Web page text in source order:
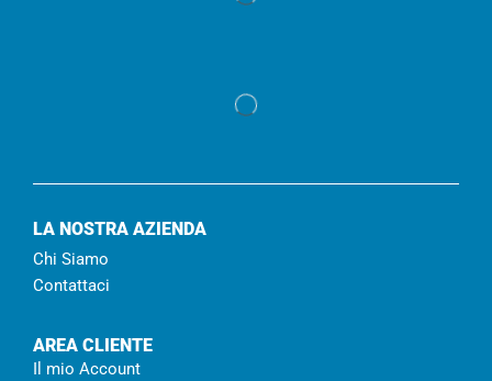
LA NOSTRA AZIENDA
Chi Siamo
Contattaci
AREA CLIENTE
Il mio Account